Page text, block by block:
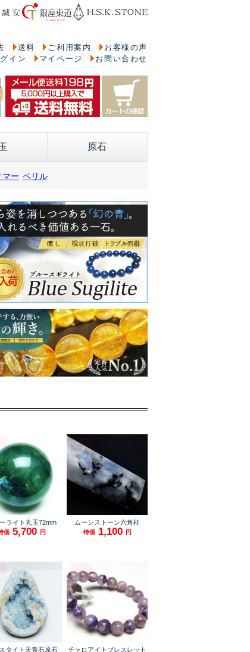
送料 ご利用案内
お客様の声
イン
マイページ お問い合わせ
原石
マー ベリル